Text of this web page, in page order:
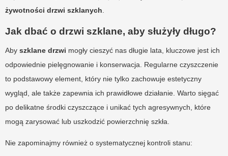
żywotności drzwi szklanych
Jak dbać o drzwi szklane, aby służyły długo?
Aby szklane drzwi mogły cieszyć nas długie lata, kluczowe jest ich
odpowiednie pielęgnowanie i konserwacja. Regularne czyszczenie
to podstawowy element, który nie tylko zachowuje estetyczny
wygląd, ale także zapewnia ich prawidłowe działanie. Warto sięgać
po delikatne środki czyszczące i unikać tych agresywnych, które
mogą zarysować lub uszkodzić powierzchnię szkła.
Nie zapominajmy również o systematycznej kontroli stanu: